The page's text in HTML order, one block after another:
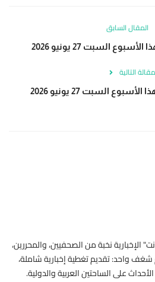
المقال السابق
السبت 27 يونيو 2026
التالية
السبت 27 يونيو 2026
نخبة من الصحفيين، والمحررين،
شغف واحد: تقديم تغطية إخبارية شاملة،
على الساحتين العربية والدولية.